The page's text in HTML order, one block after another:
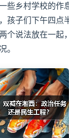
些乡村学校的作
孩子们下午四点
个说法放在一起
。